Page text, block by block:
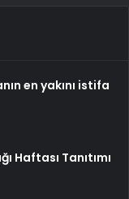
en yakını istifa
Haftası Tanıtımı